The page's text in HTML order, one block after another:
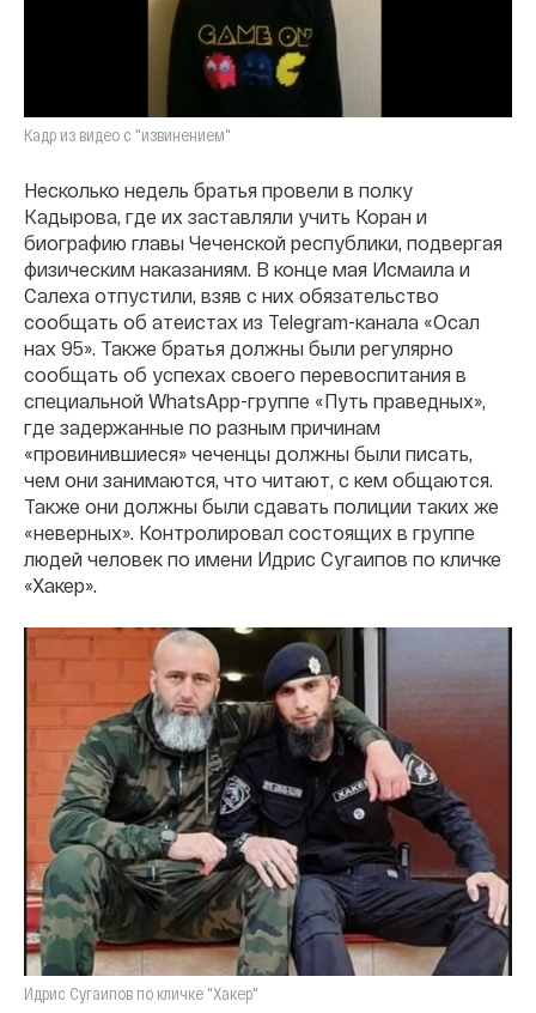
Кадр из видео с "извинением"
Несколько недель братья провели в полку
Кадырова, где их заставляли учить Коран и
биографию главы Чеченской республики, подвергая
физическим наказаниям. В конце мая Исмаила и
Салеха отпустили, взяв с них обязательство
сообщать об атеистах из Telegram-канала «Осал
нах 95». Также братья должны были регулярно
сообщать об успехах своего перевоспитания в
специальной WhatsApp-группе «Путь праведных»,
где задержанные по разным причинам
«провинившиеся» чеченцы должны были писать,
чем они занимаются, что читают, с кем общаются.
Также они должны были сдавать полиции таких же
«неверных». Контролировал состоящих в группе
людей человек по имени Идрис Сугаипов по кличке
«Хакер».
Идрис Сугаипов по кличке "Хакер"